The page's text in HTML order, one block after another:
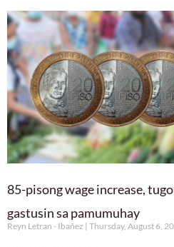
85-pisong wage increase,
gastusin sa pamumuhay
Reyn Letran - Ibañez Thursday, August 6,